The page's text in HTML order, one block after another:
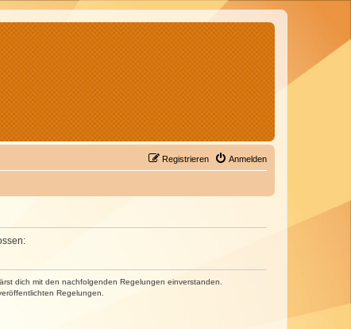
Anmelden
Registrieren
dich mit den nachfolgenden Regelungen einverstanden.
Regelungen.